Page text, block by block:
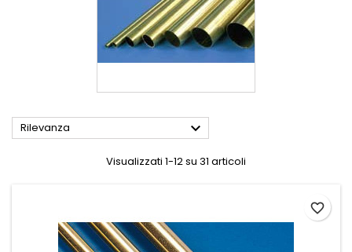
Rilevanza 
Visualizzati 1-12 su 31 articoli
favorite_border